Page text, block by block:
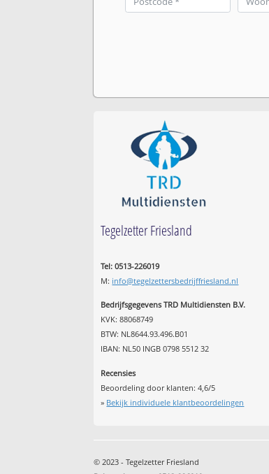
Tegelzetter Friesland
Tel: 0513-226019
M: info@tegelzettersbedrijffriesland.nl
Bedrijfsgegevens TRD Multidiensten B.V.
KVK: 88068749
BTW: NL8644.93.496.B01
IBAN: NL50 INGB 0798 5512 32
Recensies
Beoordeling door klanten:4,6/5
» Bekijk individuele klantbeoordelingen
© 2023 - Tegelzetter Friesland